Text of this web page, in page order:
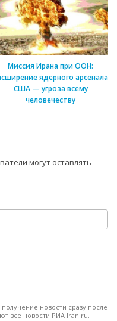
Миссия Ирана при ООН:
ядерного арсенала
США — угроза всему
человечеству
могут оставлять
новости сразу после
все новости РИА Iran.ru.